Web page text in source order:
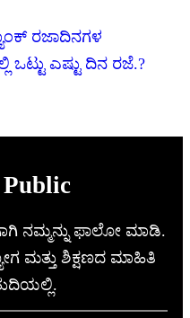
ರಜಾದಿನಗಳ
ಒಟ್ಟು ಎಷ್ಟು ದಿನ ರಜೆ.?
Public
ನಮ್ಮನ್ನು ಫಾಲೋ ಮಾಡಿ.
ಮತ್ತು ಶಿಕ್ಷಣದ ಮಾಹಿತಿ